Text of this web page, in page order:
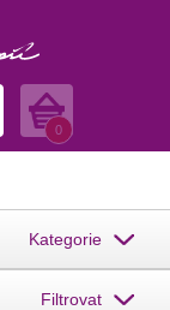
Košík
0
Kategorie
Filtrovat